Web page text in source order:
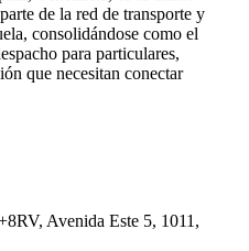
de la red de transporte y
consolidándose como el
para particulares,
que necesitan conectar
Avenida Este 5, 1011,